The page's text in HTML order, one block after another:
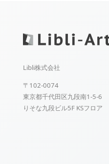
Libli株式会社
〒102-0074
東京都千代田区九段南1-5-6
りそな九段ビル5F KSフロア